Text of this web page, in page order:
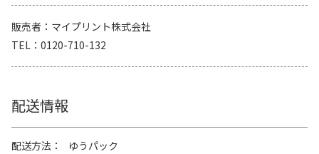
販売者
マイプリント株式会社
TEL
0120-710-132
配送情報
配送方法
ゆうパック